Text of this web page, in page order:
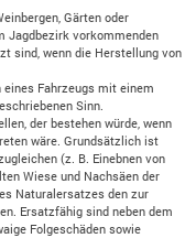
Gärten oder
Jagdbezirk vorkommenden
sind, wenn die Herstellung von
eines Fahrzeugs mit einem
Sinn.
der bestehen würde, wenn
wäre. Grundsätzlich ist
(z. B. Einebnen von
Wiese und Nachsäen der
Naturalersatzes den zur
Ersatzfähig sind neben dem
Folgeschäden sowie